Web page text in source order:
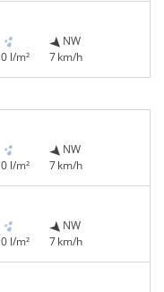
0 l/m²
NW
7 km/h
0 l/m²
NW
7 km/h
0 l/m²
NW
7 km/h